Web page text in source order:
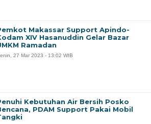
Makassar Support Apindo-
XIV Hasanuddin Gelar Bazar
Ramadan
27 Mar 2023 - 13:02 WIB
Kebutuhan Air Bersih Posko
PDAM Support Pakai Mobil